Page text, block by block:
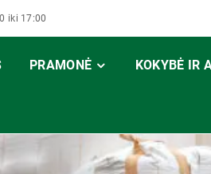
iki 17:00
PRAMONĖ KOKYBĖ IR